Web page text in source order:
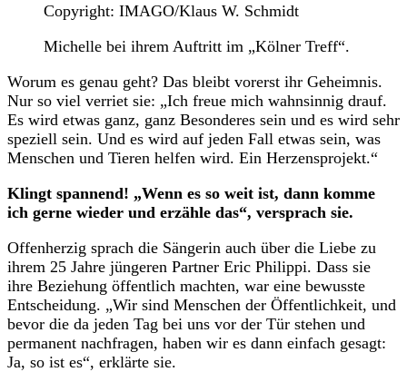
Copyright: IMAGO/Klaus W. Schmidt
Michelle bei ihrem Auftritt im „Kölner Treff“.
Worum es genau geht? Das bleibt vorerst ihr Geheimnis.
Nur so viel verriet sie: „Ich freue mich wahnsinnig drauf.
Es wird etwas ganz, ganz Besonderes sein und es wird sehr
speziell sein. Und es wird auf jeden Fall etwas sein, was
Menschen und Tieren helfen wird. Ein Herzensprojekt.“
Klingt spannend! „Wenn es so weit ist, dann komme
ich gerne wieder und erzähle das“, versprach sie.
Offenherzig sprach die Sängerin auch über die Liebe zu
ihrem 25 Jahre jüngeren Partner Eric Philippi. Dass sie
ihre Beziehung öffentlich machten, war eine bewusste
Entscheidung. „Wir sind Menschen der Öffentlichkeit, und
bevor die da jeden Tag bei uns vor der Tür stehen und
permanent nachfragen, haben wir es dann einfach gesagt:
Ja, so ist es“, erklärte sie.